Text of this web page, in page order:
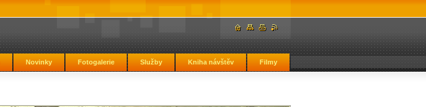
Novinky Fotogalerie Služby Kniha návštěv Filmy